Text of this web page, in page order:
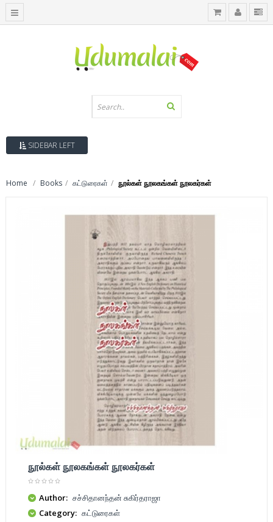
SIDEBAR LEFT
Home Books கட்டுரைகள் நூல்கள் நூலகங்கள் நூலகர்கள்
நூல்கள் நூலகங்கள் நூலகர்கள்
Author: சச்சிதானந்தன் சுகிர்தராஜா
Category: கட்டுரைகள்